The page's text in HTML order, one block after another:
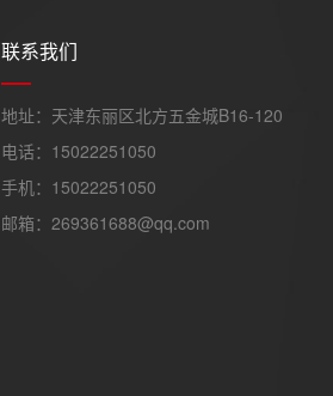
联系我们
地址：天津东丽区北方五金城B16-120
电话：15022251050
手机：15022251050
邮箱：269361688@qq.com